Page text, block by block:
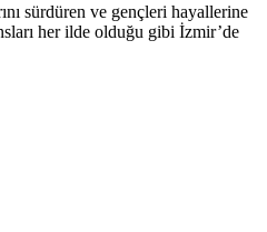
sürdüren ve gençleri hayallerine
her ilde olduğu gibi İzmir’de